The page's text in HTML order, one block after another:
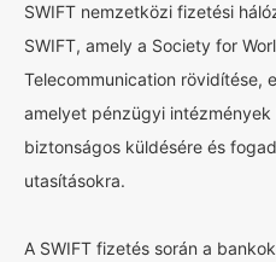
SWIFT nemzetközi fizetési
SWIFT, amely a Society for
Telecommunication rövidítése,
amelyet pénzügyi
biztonságos küldésére és
utasításokra.
A SWIFT fizetés során a